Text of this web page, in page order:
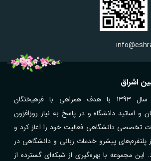
اشراق
شبکه مترجمین در سال 1393 با هدف همراهی با فرهیختگان
و اساتید دانشگاه و در پاسخ به نیاز روزافزون
تخصصی دانشگاهی فعالیت خود را آغاز کرد و
پلتفرم‌های پیشرو خدمات زبانی و دانشگاهی در
مجموعه با بهره‌گیری از شبکه‌ای گسترده از